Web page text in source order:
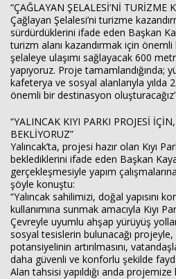
“ÇAĞLAYAN ŞELALESİ’Nİ TURİZME
Çağlayan Şelalesi’ni turizme
sürdürdüklerini ifade eden Başkan
turizm alanı kazandırmak için
şelaleye ulaşımı sağlayacak 600
yapıyoruz. Proje tamamlandığında;
kafeterya ve sosyal alanlarıyla yılda
önemli bir destinasyon
“YALINCAK KIYI PARKI PROJESİ
BEKLİYORUZ”
Yalıncak’ta, projesi hazır olan Kıyı
beklediklerini ifade eden Başkan
gerçekleşmesiyle yapım
şöyle konuştu:
“Yalıncak sahilimizi, doğal yapısını
kullanımına sunmak amacıyla Kıyı
Çevreyle uyumlu ahşap yürüyüş
sosyal tesislerin bulunacağı
potansiyelinin artırılmasını,
daha güvenli ve konforlu şekilde
Alan tahsisi yapıldığı anda projemize